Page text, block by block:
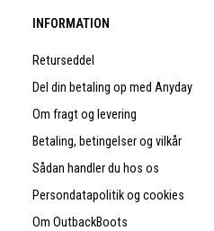
INFORMATION
Returseddel
Del din betaling op med Anyday
Om fragt og levering
Betaling, betingelser og vilkår
Sådan handler du hos os
Persondatapolitik og cookies
Om OutbackBoots